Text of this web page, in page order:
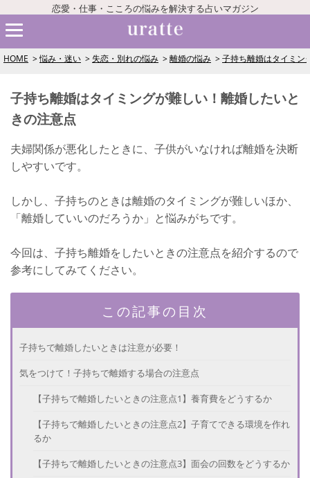
恋愛・仕事・こころの悩みを解決する占いマガジン
HOME 悩み・迷い 失恋・別れの悩み 離婚の悩み 子持ち離婚はタイミン
子持ち離婚はタイミングが難しい！離婚したいと
きの注意点
夫婦関係が悪化したときに、子供がいなければ離婚を決断
しやすいです。
しかし、子持ちのときは離婚のタイミングが難しいほか、
「離婚していいのだろうか」と悩みがちです。
今回は、子持ち離婚をしたいときの注意点を紹介するので
参考にしてみてください。
この記事の目次
子持ちで離婚したいときは注意が必要！
気をつけて！子持ちで離婚する場合の注意点
【子持ちで離婚したいときの注意点1】養育費をどうするか
【子持ちで離婚したいときの注意点2】子育てできる環境を作れ
るか
【子持ちで離婚したいときの注意点3】面会の回数をどうするか